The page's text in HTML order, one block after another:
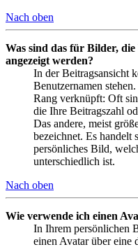
Nach oben
Was sind das für Bilder,
angezeigt werden?
In der Beitragsansicht
Benutzernamen
Rang verknüpft: Oft
die Ihre Beitragszahl
Das andere, meist
bezeichnet. Es handelt
persönliches Bild,
unterschiedlich ist.
Nach oben
Wie verwende ich einen
In Ihrem persönlichen
einen Avatar über eine